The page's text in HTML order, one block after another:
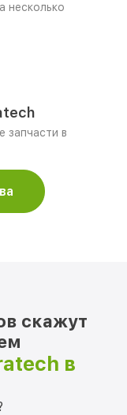
несколько
запчасти в
скажут
в